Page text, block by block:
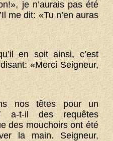
je n’aurais pas été
me dit: «Tu n’en auras
en soit ainsi, c’est
«Merci Seigneur,
nos têtes pour un
a-t-il des requêtes
des mouchoirs ont été
la main. Seigneur,